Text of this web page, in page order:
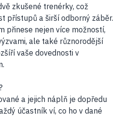
zkušené trenérky, což
přístupů a širší odborný záběr.
přinese nejen více možností,
ale také různorodější
vaše dovednosti v
a jejich náplň je dopředu
účastník ví, co ho v dané